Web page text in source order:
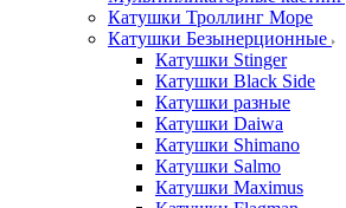
Катушки Троллинг Море
Катушки Безынерционные
Катушки Stinger
Катушки Black Side
Катушки разные
Катушки Daiwa
Катушки Shimano
Катушки Salmo
Катушки Maximus